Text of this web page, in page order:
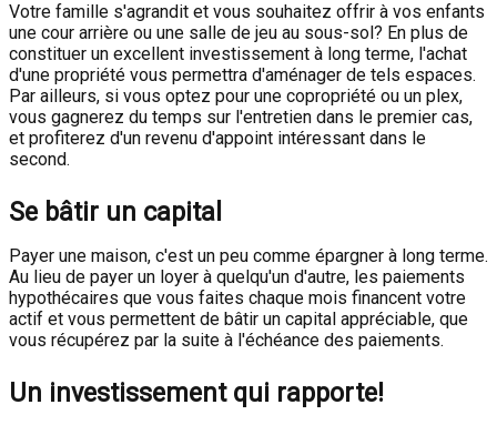
Votre famille s'agrandit et vous souhaitez offrir à vos enfants
une cour arrière ou une salle de jeu au sous-sol? En plus de
constituer un excellent investissement à long terme, l'achat
d'une propriété vous permettra d'aménager de tels espaces.
Par ailleurs, si vous optez pour une copropriété ou un plex,
vous gagnerez du temps sur l'entretien dans le premier cas,
et profiterez d'un revenu d'appoint intéressant dans le
second.
Se bâtir un capital
Payer une maison, c'est un peu comme épargner à long terme.
Au lieu de payer un loyer à quelqu'un d'autre, les paiements
hypothécaires que vous faites chaque mois financent votre
actif et vous permettent de bâtir un capital appréciable, que
vous récupérez par la suite à l'échéance des paiements.
Un investissement qui rapporte!